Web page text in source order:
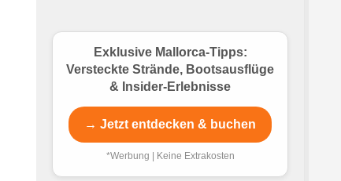
Exklusive Mallorca-Tipps:
Versteckte Strände, Bootsausflüge
& Insider-Erlebnisse
→ Jetzt entdecken & buchen
*Werbung | Keine Extrakosten